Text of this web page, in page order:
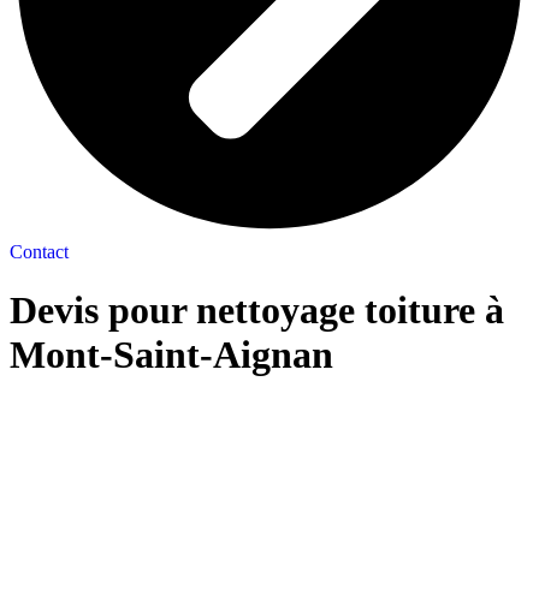
Contact
Devis pour nettoyage toiture à
Mont-Saint-Aignan